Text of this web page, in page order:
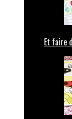
Et faire